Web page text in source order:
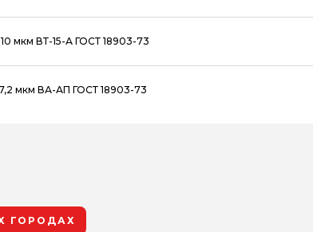
мкм ВТ-15-А ГОСТ 18903-73
мкм ВА-АП ГОСТ 18903-73
ГОРОДАХ